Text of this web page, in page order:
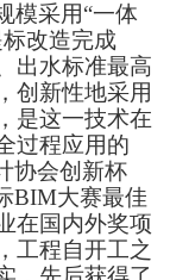
模采用“一体
改造完成
出水标准最高
创新性地采用
是这一技术在
过程应用的
协会创新杯
BIM大赛最佳
在国内外奖项
工程自开工之